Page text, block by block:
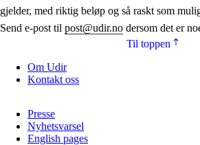
gjelder, med riktig beløp og så raskt som
Send e-post til post@udir.no dersom det er
Til toppen
Om Udir
Kontakt oss
Presse
Nyhetsvarsel
English pages